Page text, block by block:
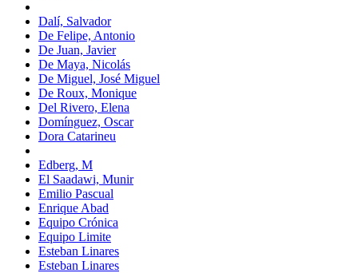
Dalí, Salvador
De Felipe, Antonio
De Juan, Javier
De Maya, Nicolás
De Miguel, José Miguel
De Roux, Monique
Del Rivero, Elena
Domínguez, Oscar
Dora Catarineu
Edberg, M
El Saadawi, Munir
Emilio Pascual
Enrique Abad
Equipo Crónica
Equipo Limite
Esteban Linares
Esteban Linares